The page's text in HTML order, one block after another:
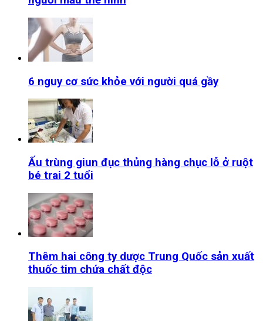
6 nguy cơ sức khỏe với người quá gầy
Ấu trùng giun đục thủng hàng chục lỗ ở ruột
bé trai 2 tuổi
Thêm hai công ty dược Trung Quốc sản xuất
thuốc tim chứa chất độc